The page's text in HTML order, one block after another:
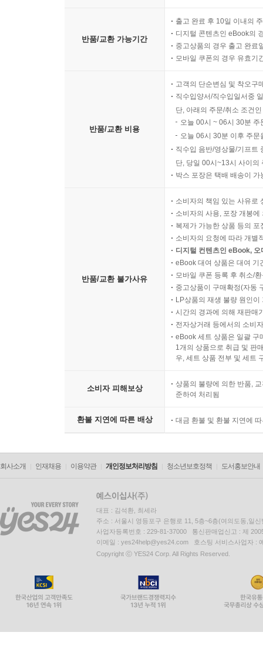
반품/교환 가능기간
출고 완료 후 10일 이내의
디지털 콘텐츠인 eBook의
중고상품의 경우 출고 완료
모바일 쿠폰의 경우 유효기
반품/교환 비용
고객의 단순변심 및 착오구
직수입양서/직수입일서중
단, 아래의 주문/취소 조건
오늘 00시 ~ 06시 30분
오늘 06시 30분 이후 주
직수입 음반/영상물/기프트
단, 당일 00시~13시 사이의
박스 포장은 택배 배송이
반품/교환 불가사유
소비자의 책임 있는 사유로
소비자의 사용, 포장 개봉
복제가 가능한 상품 등의
소비자의 요청에 따라 개별
디지털 컨텐츠인 eBook,
eBook 대여 상품은 대여 기
모바일 쿠폰 등록 후 취소/
중고상품이 구매확정(자동
LP상품의 재생 불량 원인
시간의 경과에 의해 재판매
전자상거래 등에서의 소비
eBook 세트 상품은 일괄 구
1개의 상품으로 취급 및 판
우, 세트 상품 전부 및 세트
소비자 피해보상
상품의 불량에 의한 반품,
준하여 처리됨
환불 지연에 따른 배상 대금 환불 및 환불 지연에
회사소개 인재채용 이용약관 개인정보처리방침 청소년보호정책 도서홍보안내
대표 : 김석환, 최세라
주소 : 서울시 영등포구 은행로 11, 5층~6층(여의도동,일신
사업자등록번호 : 229-81-37000 통신판매업신고 : 제
이메일 : yes24help@yes24.com 호스팅 서비스사업자 :
Copyright ⓒ YES24 Corp. All Rights Reserved.